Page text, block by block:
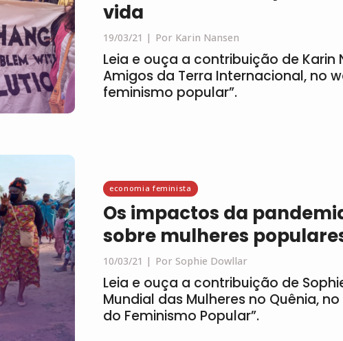
vida
19/03/21 Por Karin Nansen
Leia e ouça a contribuição de Karin
Amigos da Terra Internacional, no
feminismo popular”.
economia feminista
Os impactos da
sobre mulheres
10/03/21 Por Sophie Dowllar
Leia e ouça a contribuição de
Mundial das Mulheres no Quênia,
do Feminismo Popular”.